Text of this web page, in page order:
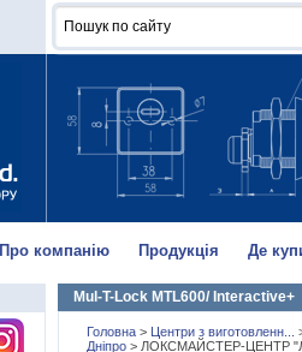
Про компанію Продукція Де
Mul-T-Lock MTL600/ Interactive+
Головна > Центри з виготовленн...
Дніпро > ЛОКСМАЙСТЕР-ЦЕНТР